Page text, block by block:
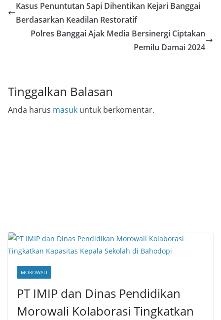
Kasus Penuntutan Sapi Dihentikan Kejari Banggai
Berdasarkan Keadilan Restoratif
Polres Banggai Ajak Media Bersinergi Ciptakan
Pemilu Damai 2024
Tinggalkan Balasan
Anda harus masuk untuk berkomentar.
MOROWALI
PT IMIP dan Dinas Pendidikan
Morowali Kolaborasi Tingkatkan